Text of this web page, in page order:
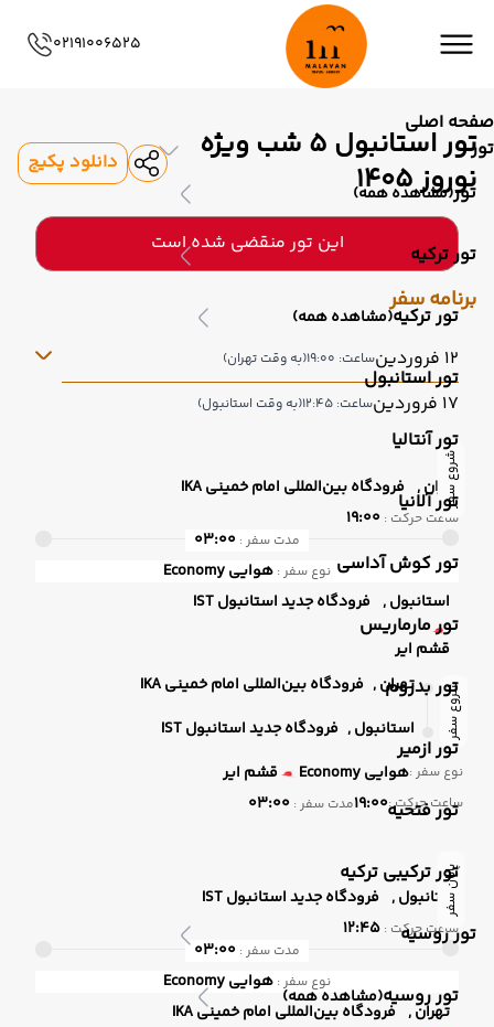
صفحه اصلی
تور
تور(مشاهده همه)
تور ترکیه
تور ترکیه(مشاهده همه)
تور استانبول
تور آنتالیا
تور آلانیا
تور کوش آداسی
تور مارماریس
تور بدروم
تور ازمیر
تور فتحیه
تور ترکیبی ترکیه
تور روسیه
تور روسیه(مشاهده همه)
02191006525
تور استانبول 5 شب ویژه
نوروز 1405
دانلود پکیج
این تور منقضی شده است
برنامه سفر
12 فروردین ساعت: 19:00 (به وقت تهران)
17 فروردین ساعت: 12:45 (به وقت استانبول)
شروع سفر
تهران , فرودگاه بین‌المللی امام خمینی IKA
ساعت حرکت : 19:00
مدت سفر : 03:00
نوع سفر : هوایی
استانبول , فرودگاه جدید استانبول IST
قشم ایر
شروع سفر تهران , فرودگاه بین‌المللی امام خمینی IKA
استانبول , فرودگاه جدید استانبول IST
نوع سفر :هوایی قشم ایر
ساعت حرکت :19:00مدت سفر : 03:00
پایان سفر
استانبول , فرودگاه جدید استانبول IST
ساعت حرکت : 12:45
مدت سفر : 03:00
نوع سفر : هوایی
تهران , فرودگاه بین‌المللی امام خمینی IKA